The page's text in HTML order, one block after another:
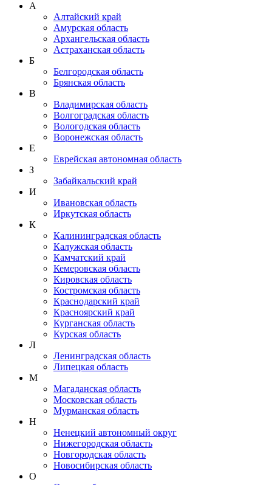
А
Алтайский край
Амурская область
Архангельская область
Астраханская область
Б
Белгородская область
Брянская область
В
Владимирская область
Волгоградская область
Вологодская область
Воронежская область
Е
Еврейская автономная область
З
Забайкальский край
И
Ивановская область
Иркутская область
К
Калининградская область
Калужская область
Камчатский край
Кемеровская область
Кировская область
Костромская область
Краснодарский край
Красноярский край
Курганская область
Курская область
Л
Ленинградская область
Липецкая область
М
Магаданская область
Московская область
Мурманская область
Н
Ненецкий автономный округ
Нижегородская область
Новгородская область
Новосибирская область
О